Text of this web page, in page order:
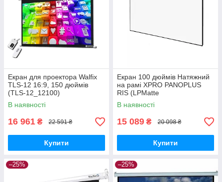
Екран для проектора Walfix
TLS-12 16:9, 150 дюймів
(TLS-12_12100)
В наявності
16 961 ₴ 22 591 ₴
Купити
Екран 100 дюймів Натяжний
на рамі XPRO PANOPLUS
RIS (LPMatte
WhFFB100_9999)
В наявності
15 089 ₴ 20 098 ₴
Купити
–25% –25%